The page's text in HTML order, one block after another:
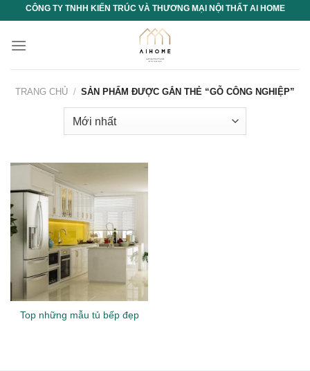
Chuyển
nội
CÔNG TY TNHH KIẾN TRÚC VÀ THƯƠNG MẠI NỘI THẤT AI HOME
TRANG CHỦ / SẢN PHẨM ĐƯỢC GẮN THẺ “GỖ CÔNG NGHIỆP”
Top những mẫu tủ bếp đẹp